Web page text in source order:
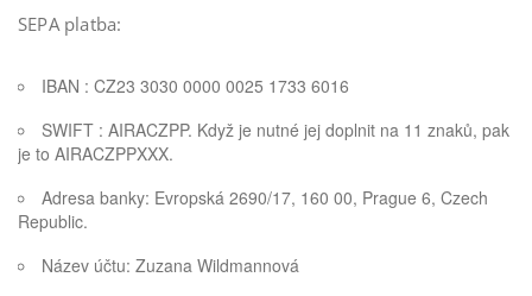
SEPA platba:
IBAN : CZ23 3030 0000 0025 1733 6016
SWIFT : AIRACZPP. Když je nutné jej doplnit na 11 znaků, pak
je to AIRACZPPXXX.
Adresa banky: Evropská 2690/17, 160 00, Prague 6, Czech
Republic.
Název účtu: Zuzana Wildmannová